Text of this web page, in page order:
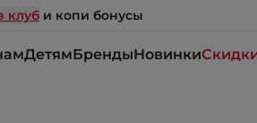
клуб и копи бонусы
ДетямБрендыНовинки